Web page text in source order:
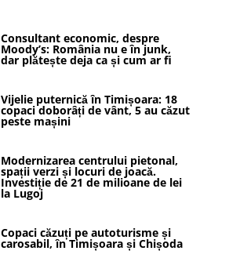
Consultant economic, despre
Moody’s: România nu e în junk,
dar plătește deja ca și cum ar fi
Vijelie puternică în Timișoara: 18
copaci doborâți de vânt, 5 au căzut
peste mașini
Modernizarea centrului pietonal,
spații verzi și locuri de joacă.
Investiție de 21 de milioane de lei
la Lugoj
Copaci căzuți pe autoturisme și
carosabil, în Timișoara și Chișoda